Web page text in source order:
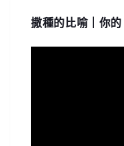
撒種的比喻｜你